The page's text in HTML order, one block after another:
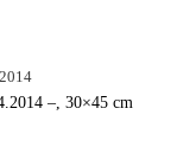
–, 30×45 cm